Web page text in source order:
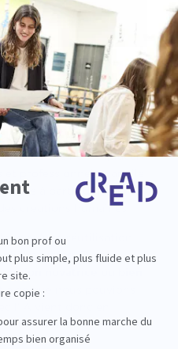
EN COMPLÉMENT
de faire des
mais elle ne remplacera
professionnels, car elle
à partir d’éléments
créations humaines.
qu’une réutilisation
poussée. Elles
vision novatrice ou bien
ce que nous pouvions
de création et non pas
ci.